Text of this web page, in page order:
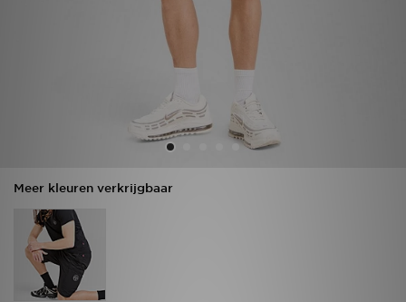
Meer kleuren verkrijgbaar